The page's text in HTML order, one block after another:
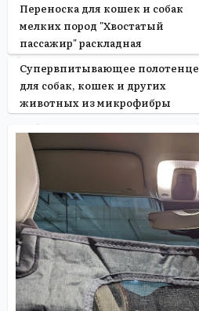
Переноска для кошек и собак
мелких пород "Хвостатый
пассажир" раскладная
Супервпитывающее полотенце
для собак, кошек и других
животных из микрофибры